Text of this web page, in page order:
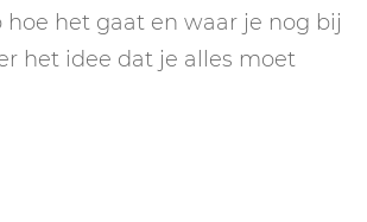
het gaat en waar je nog bij
het idee dat je alles moet